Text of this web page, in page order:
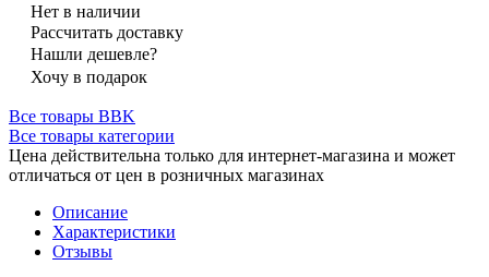
Нет в наличии
Рассчитать доставку
Нашли дешевле?
Хочу в подарок
Все товары BBK
Все товары категории
Цена действительна только для интернет-магазина и может
отличаться от цен в розничных магазинах
Описание
Характеристики
Отзывы